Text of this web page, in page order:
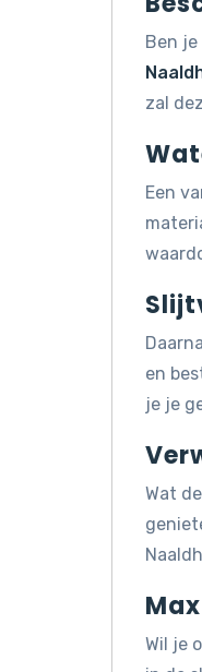
Ben
zal
Een
en
je je
Wat
Wil je